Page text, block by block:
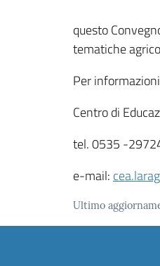
questo
tematiche
Per
Centro di
tel. 0535 -
e-mail:
Ultimo